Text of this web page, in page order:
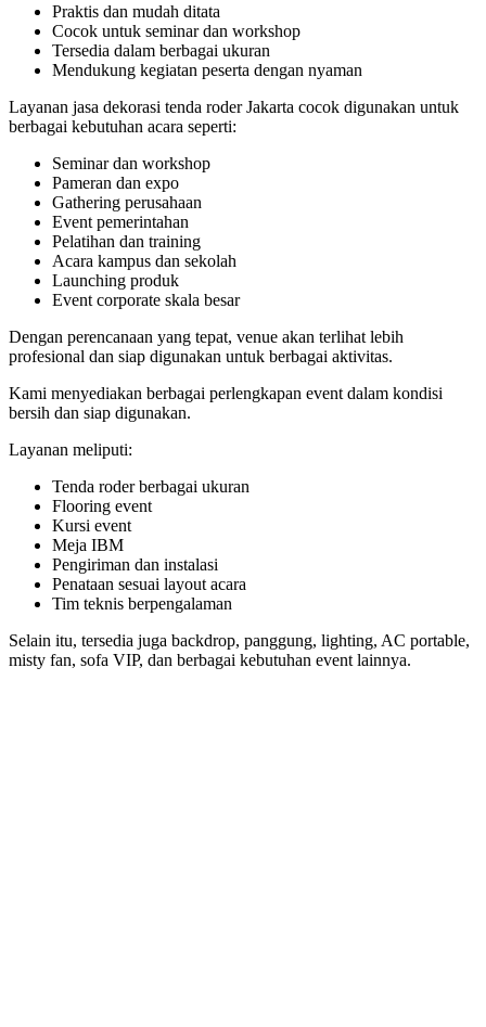
Praktis dan mudah ditata
Cocok untuk seminar dan workshop
Tersedia dalam berbagai ukuran
Mendukung kegiatan peserta dengan nyaman
Layanan jasa dekorasi tenda roder Jakarta cocok digunakan untuk
berbagai kebutuhan acara seperti:
Seminar dan workshop
Pameran dan expo
Gathering perusahaan
Event pemerintahan
Pelatihan dan training
Acara kampus dan sekolah
Launching produk
Event corporate skala besar
Dengan perencanaan yang tepat, venue akan terlihat lebih
profesional dan siap digunakan untuk berbagai aktivitas.
Kami menyediakan berbagai perlengkapan event dalam kondisi
bersih dan siap digunakan.
Layanan meliputi:
Tenda roder berbagai ukuran
Flooring event
Kursi event
Meja IBM
Pengiriman dan instalasi
Penataan sesuai layout acara
Tim teknis berpengalaman
Selain itu, tersedia juga backdrop, panggung, lighting, AC portable,
misty fan, sofa VIP, dan berbagai kebutuhan event lainnya.